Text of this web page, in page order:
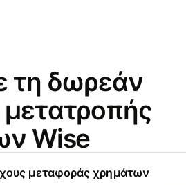
τη δωρεάν
Wise
μεταφοράς χρημάτων